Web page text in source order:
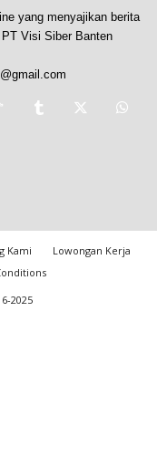
yang menyajikan berita
Visi Siber Banten
Kami
Lowongan Kerja
2025